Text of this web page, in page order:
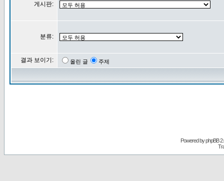
게시판:
분류:
결과 보이기: 올린 글 주제
Powered byphpBB